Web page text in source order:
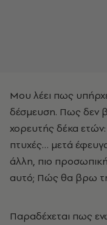
Μου λέει πως
δέσμευση. Πως δεν
χορευτής δέκα
πτυχές… μετά
άλλη, πιο
αυτό; Πώς θα βρω
Παραδέχεται πως ενώ